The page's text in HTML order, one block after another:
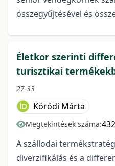
összegyűjtésével és
Életkor szerinti
turisztikai
27-33
Kóródi Márta
Megtekintések száma:432
A szállodai
diverzifikálás és a